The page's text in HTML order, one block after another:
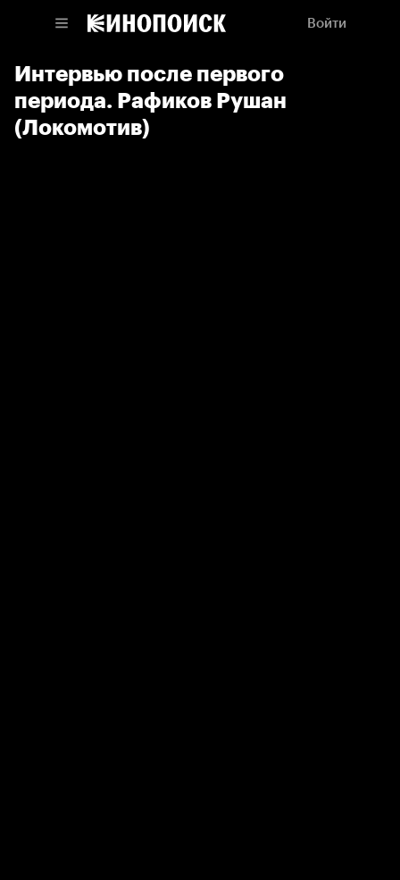
Войти
Интервью после первого
периода. Рафиков Рушан
(Локомотив)